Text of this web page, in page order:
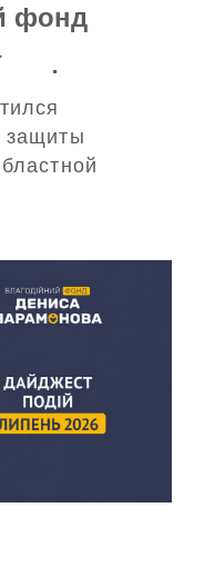
фонд
области
защиты